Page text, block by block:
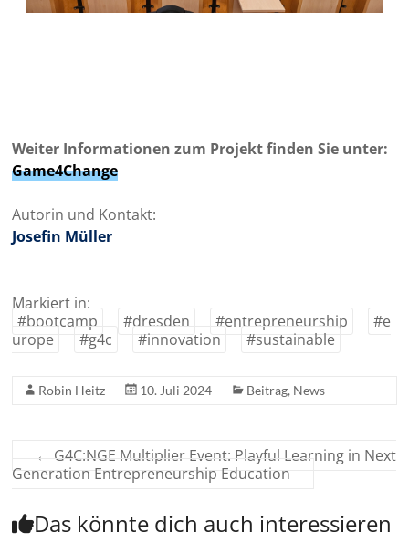
Weiter Informationen zum Projekt finden Sie unter:
Game4Change
Autorin und Kontakt:
Josefin Müller
Markiert in:
#bootcamp
#dresden #entrepreneurship
#e
urope
#g4c #innovation #sustainable
Robin Heitz 10. Juli 2024 Beitrag, News
←
G4C:NGE Multiplier Event: Playful Learning in Next
Generation Entrepreneurship Education
Das könnte dich auch interessieren